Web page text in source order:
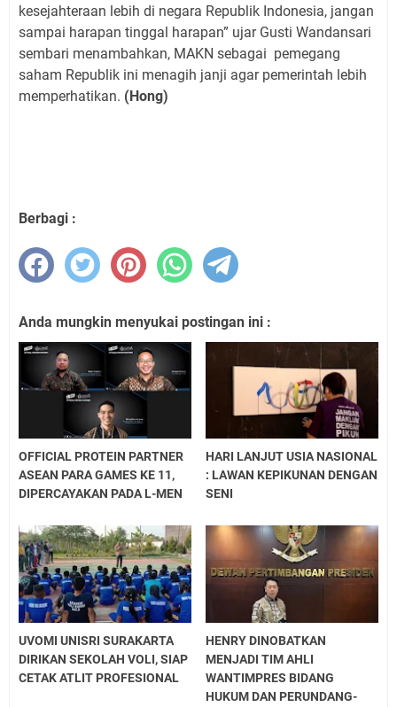
kesejahteraan lebih di negara Republik Indonesia, jangan
sampai harapan tinggal harapan” ujar Gusti Wandansari
sembari menambahkan, MAKN sebagai pemegang
saham Republik ini menagih janji agar pemerintah lebih
memperhatikan. (Hong)
Berbagi :
Anda mungkin menyukai postingan ini :
OFFICIAL PROTEIN PARTNER
ASEAN PARA GAMES KE 11,
DIPERCAYAKAN PADA L-MEN
HARI LANJUT USIA NASIONAL
: LAWAN KEPIKUNAN DENGAN
SENI
UVOMI UNISRI SURAKARTA
DIRIKAN SEKOLAH VOLI, SIAP
CETAK ATLIT PROFESIONAL
HENRY DINOBATKAN
MENJADI TIM AHLI
WANTIMPRES BIDANG
HUKUM DAN PERUNDANG-